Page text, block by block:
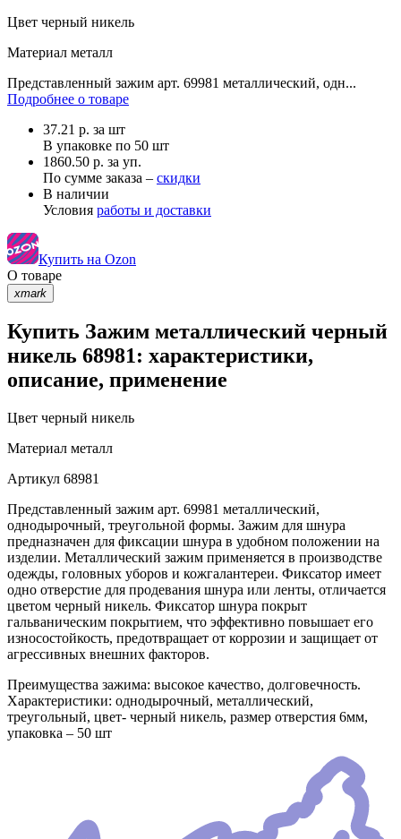
Цвет черный никель
Материал металл
Представленный зажим арт. 69981 металлический, одн...
Подробнее о товаре
37.21 р. за шт
В упаковке по 50 шт
1860.50 р. за уп.
По сумме заказа – скидки
В наличии
Условия работы и доставки
Купить на Ozon
О товаре
xmark
Купить Зажим металлический черный
никель 68981: характеристики,
описание, применение
Цвет черный никель
Материал металл
Артикул 68981
Представленный зажим арт. 69981 металлический,
однодырочный, треугольной формы. Зажим для шнура
предназначен для фиксации шнура в удобном положении на
изделии. Металлический зажим применяется в производстве
одежды, головных уборов и кожгалантереи. Фиксатор имеет
одно отверстие для продевания шнура или ленты, отличается
цветом черный никель. Фиксатор шнура покрыт
гальваническим покрытием, что эффективно повышает его
износостойкость, предотвращает от коррозии и защищает от
агрессивных внешних факторов.
Преимущества зажима: высокое качество, долговечность.
Характеристики: однодырочный, металлический,
треугольный, цвет- черный никель, размер отверстия 6мм,
упаковка – 50 шт